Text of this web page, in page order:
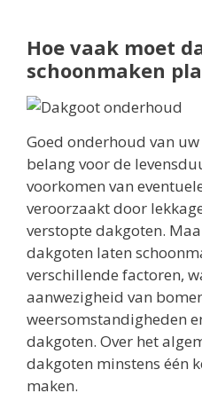
Hoe vaak moet
schoonmaken
Goed onderhoud van
belang voor de
voorkomen van
veroorzaakt door
verstopte dakgoten.
dakgoten laten
verschillende factoren,
aanwezigheid van
weersomstandigheden
dakgoten. Over het
dakgoten minstens één
maken.